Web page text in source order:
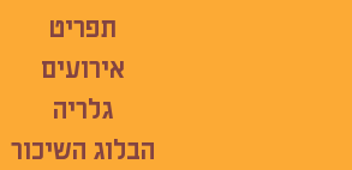
תפריט
אירועים
גלריה
הבלוג השיכור